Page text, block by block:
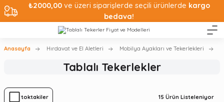
₺2000,00ve üzeri siparişlerde seçili ürünlerde kargo
bedava!
Anasayfa Hırdavat ve El Aletleri Mobilya Ayakları ve Tekerlekleri
Tablalı Tekerlekler
Stoktakiler 15 Ürün Listeleniyor